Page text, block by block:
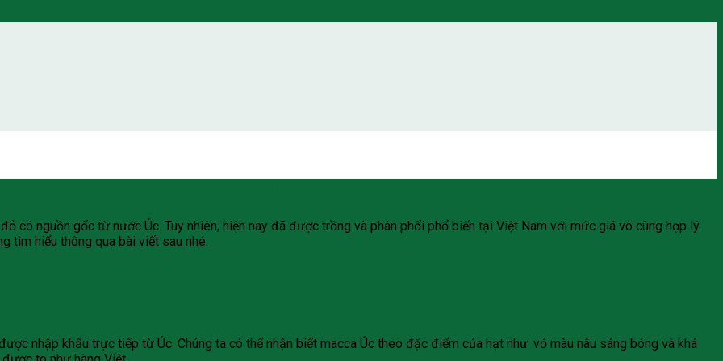
phối macca Việt Nam chất lượng
có nguồn gốc từ nước Úc. Tuy nhiên, hiện nay đã được trồng và phân phối phổ biến tại Việt Nam với mức giá vô cùng hợp lý.
tìm hiểu thông qua bài viết sau nhé.
nhập khẩu trực tiếp từ Úc. Chúng ta có thể nhận biết macca Úc theo đặc điểm của hạt như: vỏ màu nâu sáng bóng và khá